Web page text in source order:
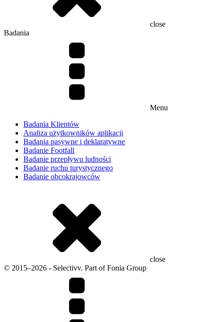
close
Badania
Menu
Badania Klientów
Analiza użytkowników aplikacji
Badania pasywne i deklaratywne
Badanie Footfall
Badanie przepływu ludności
Badanie ruchu turystycznego
Badanie obcokrajowców
close
© 2015–2026 - Selectivv. Part of Fonia Group